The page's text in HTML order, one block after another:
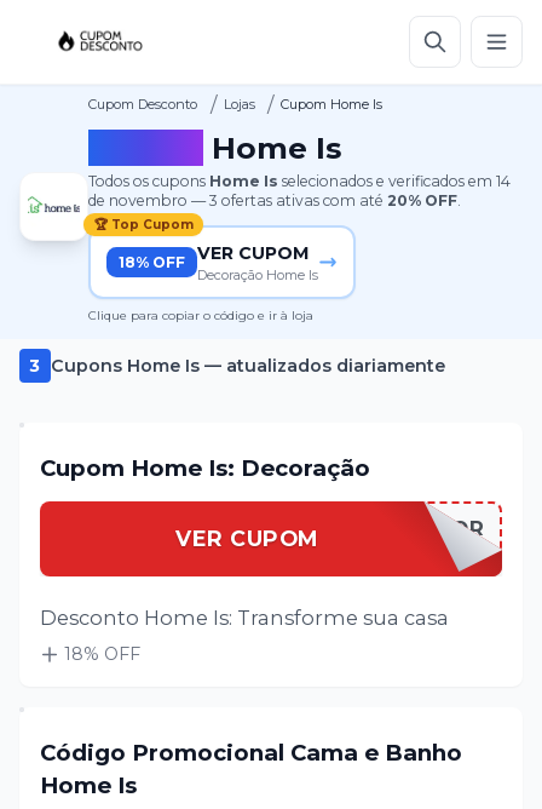
Cupom Desconto / Lojas / Cupom Home Is
Home Is
Todos os cupons Home Is selecionados e verificados em 14
de novembro —3 ofertas ativas com até 20% OFF.
🏆 Top Cupom
18% OFF VER CUPOM
Decoração Home Is
Clique para copiar o código e ir à loja
3 Cupons Home Is— atualizados diariamente
Cupom Home Is: Decoração
VER CUPOM HOMEISDECOR
Desconto Home Is: Transforme sua casa
18% OFF
Código Promocional Cama e Banho
Home Is